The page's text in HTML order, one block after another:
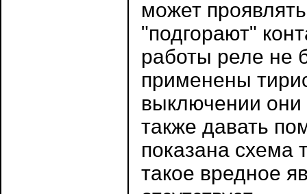
может
"подгорают"
работы реле не
применены
выключении они
также давать
показана схема
такое вредное